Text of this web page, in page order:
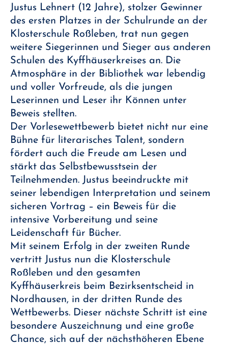
Justus Lehnert (12 Jahre), stolzer Gewinner
des ersten Platzes in der Schulrunde an der
Klosterschule Roßleben, trat nun gegen
weitere Siegerinnen und Sieger aus anderen
Schulen des Kyffhäuserkreises an. Die
Atmosphäre in der Bibliothek war lebendig
und voller Vorfreude, als die jungen
Leserinnen und Leser ihr Können unter
Beweis stellten.
Der Vorlesewettbewerb bietet nicht nur eine
Bühne für literarisches Talent, sondern
fördert auch die Freude am Lesen und
stärkt das Selbstbewusstsein der
Teilnehmenden. Justus beeindruckte mit
seiner lebendigen Interpretation und seinem
sicheren Vortrag – ein Beweis für die
intensive Vorbereitung und seine
Leidenschaft für Bücher.
Mit seinem Erfolg in der zweiten Runde
vertritt Justus nun die Klosterschule
Roßleben und den gesamten
Kyffhäuserkreis beim Bezirksentscheid in
Nordhausen, in der dritten Runde des
Wettbewerbs. Dieser nächste Schritt ist eine
besondere Auszeichnung und eine große
Chance, sich auf der nächsthöheren Ebene